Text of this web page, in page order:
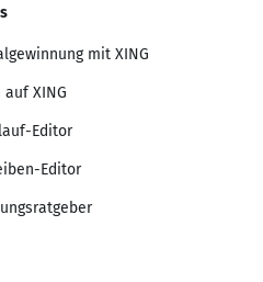
mit XING
auf XING
Editor
Editor